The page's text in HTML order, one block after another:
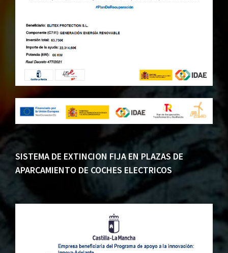
SISTEMA DE EXTINCION FIJA EN PLAZAS DE
APARCAMIENTO DE COCHES ELECTRICOS